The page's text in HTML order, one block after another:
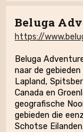
Beluga
https://
Beluga
naar de
Lapland,
Canada en
geografische
gebieden die
Schotse